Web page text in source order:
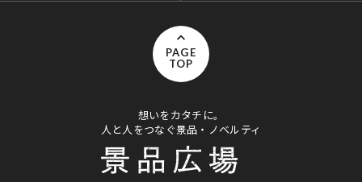
PAGE
TOP
想いをカタチに。
人と人をつなぐ景品・ノベルティ